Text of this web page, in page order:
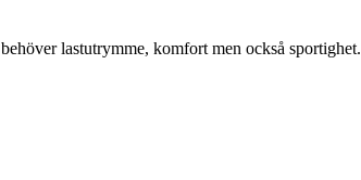
lastutrymme, komfort men också sportighet.